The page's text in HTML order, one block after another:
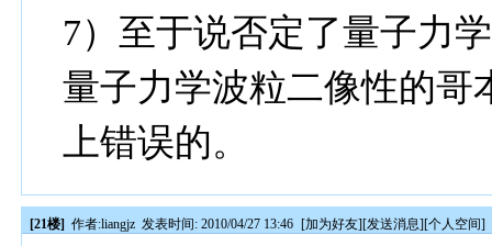
7）至于说否定了量子力
量子力学波粒二像性的哥
上错误的。
[21楼] 作者:liangjz 发表时间: 2010/04/27 13:46 [加为好友][发送消息][个人空间]